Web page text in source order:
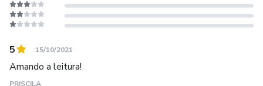
Master Reiki
Estudante Rosa Cruz, Praticante de Magia Tradicional e
Magia
5 15/10/2021
Amando a leitura!
PRISCILA